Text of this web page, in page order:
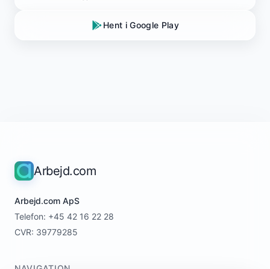
Hent i Google Play
Arbejd.com
Arbejd.com ApS
Telefon: +45 42 16 22 28
CVR: 39779285